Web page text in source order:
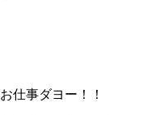
仕事ダヨー！！